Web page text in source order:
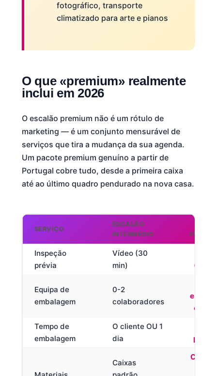
fotográfico, transporte
climatizado para arte e pianos
O que «premium» realmente
inclui em 2026
O escalão premium não é um rótulo de
marketing — é um conjunto mensurável de
serviços que tira a mudança da sua agenda.
Um pacote premium genuíno a partir de
Portugal cobre tudo, desde a primeira caixa
até ao último quadro pendurado na nova casa.
SERVIÇO
ESCALÃO
INTERMÉDIO
FULL-
Inspeção
prévia
Vídeo (30
min)
(60-
Equipa de
embalagem
0-2
colaboradores
Tempo de
embalagem
O cliente OU 1
dia
peça
Caixas